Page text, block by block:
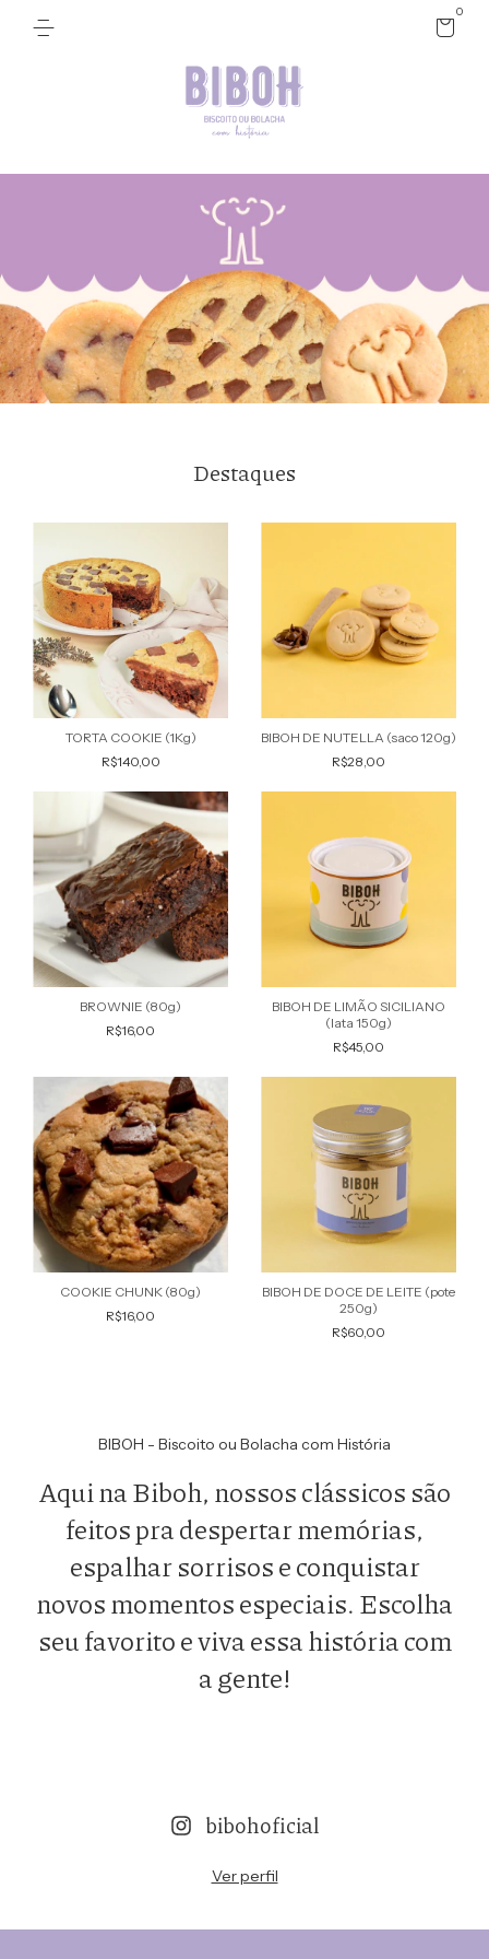
0
Destaques
TORTA COOKIE (1Kg)
R$140,00
BIBOH DE NUTELLA (saco 120g)
R$28,00
BROWNIE (80g)
R$16,00
BIBOH DE LIMÃO SICILIANO
(lata 150g)
R$45,00
COOKIE CHUNK (80g)
R$16,00
BIBOH DE DOCE DE LEITE (pote
250g)
R$60,00
BIBOH - Biscoito ou Bolacha com História
Aqui na Biboh, nossos clássicos são
feitos pra despertar memórias,
espalhar sorrisos e conquistar
novos momentos especiais. Escolha
seu favorito e viva essa história com
a gente!
bibohoficial
Ver perfil